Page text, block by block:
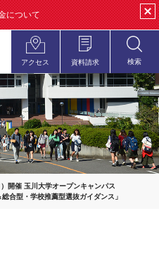
アクセス 資料請求
検索
について
開催 玉川大学オープンキャンパス
総合型・学校推薦型選抜ガイダンス」